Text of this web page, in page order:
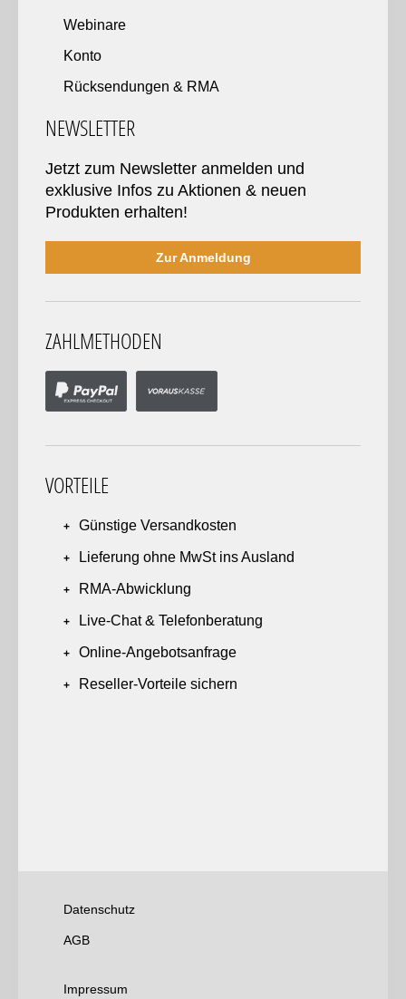
Webinare
Konto
Rücksendungen & RMA
NEWSLETTER
Jetzt zum Newsletter anmelden und
exklusive Infos zu Aktionen & neuen
Produkten erhalten!
Zur Anmeldung
ZAHLMETHODEN
VORTEILE
Günstige Versandkosten
Lieferung ohne MwSt ins Ausland
RMA-Abwicklung
Live-Chat & Telefonberatung
Online-Angebotsanfrage
Reseller-Vorteile sichern
Datenschutz
AGB
Impressum